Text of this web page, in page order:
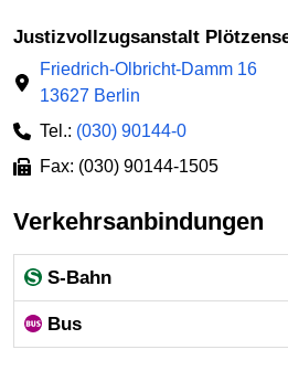
Justizvollzugsanstalt
Friedrich-Olbricht-Damm 16
13627 Berlin
Tel.: (030) 90144-0
Fax: (030) 90144-1505
Verkehrsanbindungen
S-Bahn
Bus